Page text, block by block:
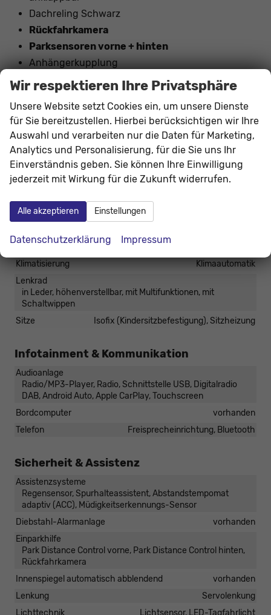
Dachreling Schwarz
Rückfahrkamera
Parksensoren vorne + hinten
Anhängerkupplung
16"" LM-Felgen mit Reifen 205/60R16
Tagfahrlicht mit LED
LED-Scheinwerfer
Geschwindigkeitserkennung
Anhängererkennung
Drehtloses Telefonladen
Garantieverlängerung: 5
Jahre / 100.000 KM
Klimatisierung
Klimaautomatik
Lenkrad
in Leder, höhenverstellbar, mit Multifunktionen, mit
Schaltwippen
Sitze
Isofix (Kindersitzbefestigung), Sitzheizung
Infotainment & Kommunikation
Audioanlage
Radio/MP3-Player, Radio, Schnittstelle USB, Digitalradio
DAB, Android Auto, Apple CarPlay, Touchscreen
Bordcomputer
vorhanden
Telefon
Freisprecheinrichtung, Bluetooth
Sicherheit & Assistenz
Assistenzsysteme
Regensensor, Spurhalteassistent, Abstandstempomat
adaptiv (ACC), Müdigkeitserkennungs-Sensor
Diebstahl-Alarmanlage
vorhanden
Einparkhilfe
Park Distance Control vorne, Park Distance Control hinten,
Rückfahrkamera
Innenspiegel automatisch abblendend
vorhanden
Lenkung
Servolenkung
Lichttechnik
Lichtsensor, LED-Tagfahrlicht
Wir respektieren Ihre Privatsphäre
Unsere Website setzt Cookies ein, um unsere Dienste
für Sie bereitzustellen. Hierbei berücksichtigen wir Ihre
Auswahl und verarbeiten nur die Daten für Marketing,
Analytics und Personalisierung, für die Sie uns Ihr
Einverständnis geben. Sie können Ihre Einwilligung
jederzeit mit Wirkung für die Zukunft widerrufen.
Alle akzeptieren Einstellungen
Datenschutzerklärung Impressum